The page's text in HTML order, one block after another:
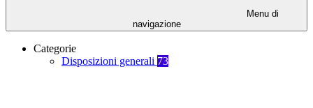
Menu di
navigazione
Categorie
Disposizioni generali 73